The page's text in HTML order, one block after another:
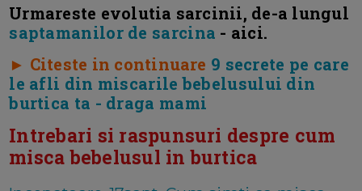
Urmareste evolutia sarcinii, de-a lungul
saptamanilor de sarcina - aici.
► Citeste in continuare 9 secrete pe care
le afli din miscarile bebelusului din
burtica ta - draga mami
Intrebari si raspunsuri despre cum
misca bebelusul in burtica